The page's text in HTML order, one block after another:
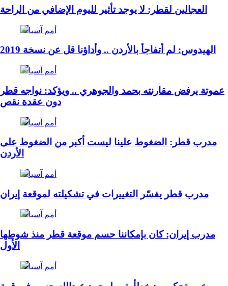
العجالين لقطر: لا يوجد تأثير لليوم الإضافي من الراحة
أمم آسيا
الهيدوس: لم أتفاجأ بالأردن .. وأداؤنا قل عن نسخة 2019
أمم آسيا
عموتة يرفض مقارنته بحمد والجوهري .. ويؤكد: نواجه قطر
دون عقدة نقص
أمم آسيا
مدرب قطر: الضغوط علينا ليست أكبر من الضغوط على
الأردن
أمم آسيا
مدرب قطر يفسّر التغييرات في تشكيلته لموقعة إيران
أمم آسيا
مدرب إيران: كان بإمكاننا حسم موقعة قطر منذ شوطها
الأول
أمم آسيا